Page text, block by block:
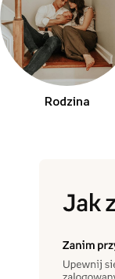
Rodzina